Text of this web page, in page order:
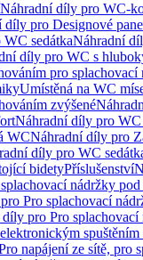
Náhradní díly pro WC-
díly pro Designové
WC sedátkaNáhradní
díly pro WC s
pro splachovací
Umístěná na WC
zvýšené
Náhradní díly pro
WCNáhradní díly pro
díly pro WC
bidetyPříslušenství
nádržky
Pro splachovací
pro Pro
spuštěním
napájení ze sítě, pro